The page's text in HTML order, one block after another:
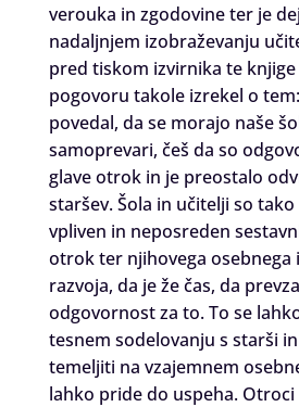
verouka in zgodovine ter je
nadaljnjem izobraževanju
pred tiskom izvirnika te knjige
pogovoru takole izrekel o
povedal, da se morajo naše
samoprevari, češ da so
glave otrok in je preostalo
staršev. Šola in učitelji so
vpliven in neposreden
otrok ter njihovega osebnega
razvoja, da je že čas, da
odgovornost za to. To se
tesnem sodelovanju s starši
temeljiti na vzajemnem
lahko pride do uspeha.